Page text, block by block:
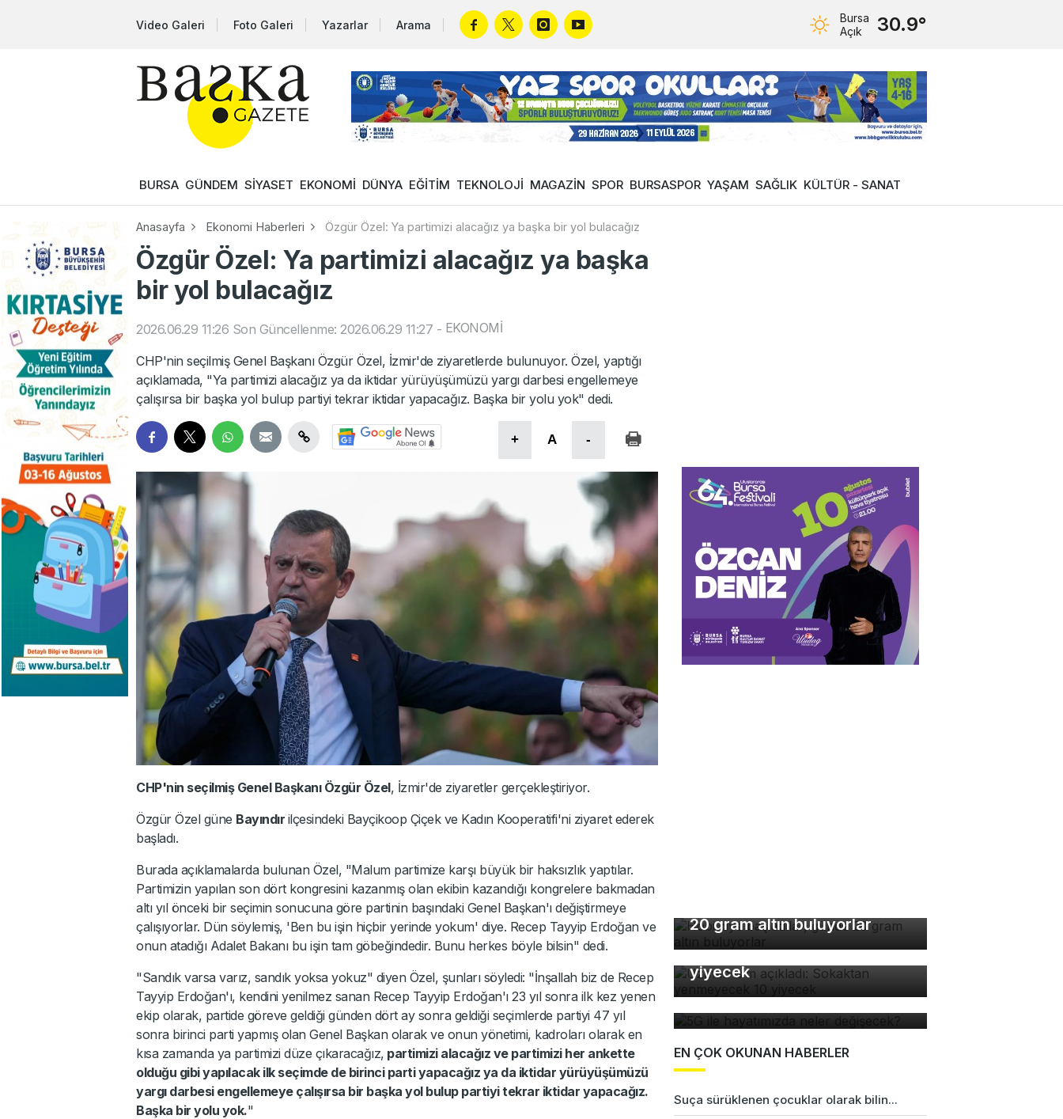
Video Galeri Foto Galeri Yazarlar Arama
Bursa
Açık
30.9°
BURSA GÜNDEM SİYASET EKONOMİ DÜNYA EĞİTİM TEKNOLOJİ MAGAZİN SPOR BURSASPOR YAŞAM SAĞLIK KÜLTÜR - SANAT
Anasayfa Ekonomi Haberleri Özgür Özel: Ya partimizi alacağız ya başka bir yol bulacağız
Özgür Özel: Ya partimizi alacağız ya başka
bir yol bulacağız
2026.06.29 11:26 Son Güncellenme: 2026.06.29 11:27 - EKONOMİ
CHP'nin seçilmiş Genel Başkanı Özgür Özel, İzmir'de ziyaretlerde bulunuyor. Özel, yaptığı
açıklamada, "Ya partimizi alacağız ya da iktidar yürüyüşümüzü yargı darbesi engellemeye
çalışırsa bir başka yol bulup partiyi tekrar iktidar yapacağız. Başka bir yolu yok" dedi.
+ A -
CHP'nin seçilmiş Genel Başkanı Özgür Özel, İzmir'de ziyaretler gerçekleştiriyor.
Özgür Özel güne Bayındır ilçesindeki Bayçikoop Çiçek ve Kadın Kooperatifi'ni ziyaret ederek
başladı.
Burada açıklamalarda bulunan Özel, "Malum partimize karşı büyük bir haksızlık yaptılar.
Partimizin yapılan son dört kongresini kazanmış olan ekibin kazandığı kongrelere bakmadan
altı yıl önceki bir seçimin sonucuna göre partinin başındaki Genel Başkan'ı değiştirmeye
çalışıyorlar. Dün söylemiş, 'Ben bu işin hiçbir yerinde yokum' diye. Recep Tayyip Erdoğan ve
onun atadığı Adalet Bakanı bu işin tam göbeğindedir. Bunu herkes böyle bilsin" dedi.
"Sandık varsa varız, sandık yoksa yokuz" diyen Özel, şunları söyledi: "İnşallah biz de Recep
Tayyip Erdoğan'ı, kendini yenilmez sanan Recep Tayyip Erdoğan'ı 23 yıl sonra ilk kez yenen
ekip olarak, partide göreve geldiği günden dört ay sonra geldiği seçimlerde partiyi 47 yıl
sonra birinci parti yapmış olan Genel Başkan olarak ve onun yönetimi, kadroları olarak en
kısa zamanda ya partimizi düze çıkaracağız, partimizi alacağız ve partimizi her ankette
olduğu gibi yapılacak ilk seçimde de birinci parti yapacağız ya da iktidar yürüyüşümüzü
yargı darbesi engellemeye çalışırsa bir başka yol bulup partiyi tekrar iktidar yapacağız.
Başka bir yolu yok."
20 gram altın buluyorlar
Uzman isim açıkladı:
Sokaktan yenmeyecek 10
yiyecek
5G ile hayatımızda neler
değişecek?
EN ÇOK OKUNAN HABERLER
Suça sürüklenen çocuklar olarak bilin...